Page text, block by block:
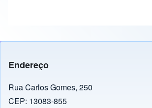
Endereço
Rua Carlos Gomes, 250
CEP: 13083-855